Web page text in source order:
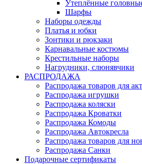
Утеплённые
Шарфы
Наборы одежды
Платья и юбки
Зонтики и рюкзаки
Карнавальные костюмы
Крестильные наборы
Нагрудники, слюнявчики
РАСПРОДАЖА
Распродажа товаров для
Распродажа игрушки
Распродажа коляски
Распродажа Кроватки
Распродажа Комоды
Распродажа Автокресла
Распродажа товаров для
Распродажа Санки
Подарочные сертификаты